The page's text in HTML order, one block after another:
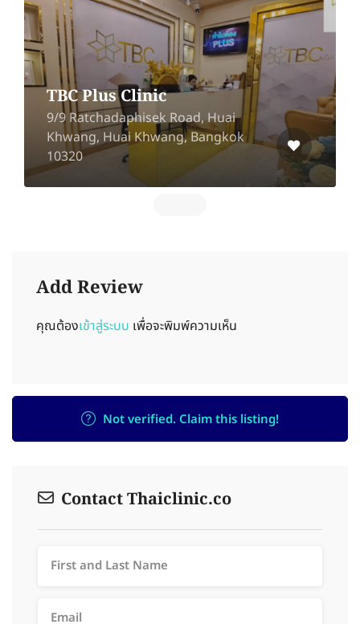
TBC Plus Clinic
9/9 Ratchadaphisek Road, Huai
Khwang, Huai Khwang, Bangkok
10320
Add Review
คุณต้องเข้าสู่ระบบ เพื่อจะพิมพ์ความเห็น
Not verified. Claim this listing!
Contact Thaiclinic.co